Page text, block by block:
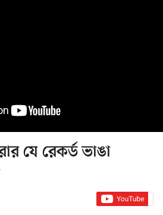
যে রেকর্ড ভাঙা